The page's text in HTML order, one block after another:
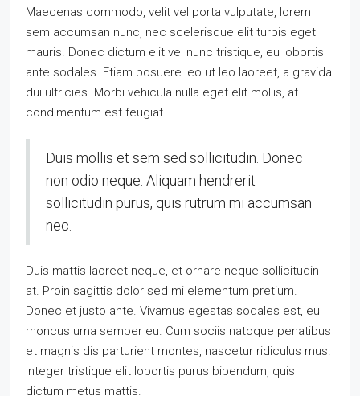
Maecenas commodo, velit vel porta vulputate, lorem
sem accumsan nunc, nec scelerisque elit turpis eget
mauris. Donec dictum elit vel nunc tristique, eu lobortis
ante sodales. Etiam posuere leo ut leo laoreet, a gravida
dui ultricies. Morbi vehicula nulla eget elit mollis, at
condimentum est feugiat.
Duis mollis et sem sed sollicitudin. Donec
non odio neque. Aliquam hendrerit
sollicitudin purus, quis rutrum mi accumsan
nec.
Duis mattis laoreet neque, et ornare neque sollicitudin
at. Proin sagittis dolor sed mi elementum pretium.
Donec et justo ante. Vivamus egestas sodales est, eu
rhoncus urna semper eu. Cum sociis natoque penatibus
et magnis dis parturient montes, nascetur ridiculus mus.
Integer tristique elit lobortis purus bibendum, quis
dictum metus mattis.